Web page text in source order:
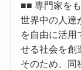
■■ 専門家を
世界中の人達
を自由に活用
せる社会を創
そのため、同